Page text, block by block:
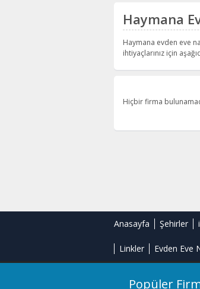
Haymana
Haymana evden eve
ihtiyaçlarınız için
Hiçbir firma
Anasayfa Şehirler
Linkler Evden Eve
Popüler